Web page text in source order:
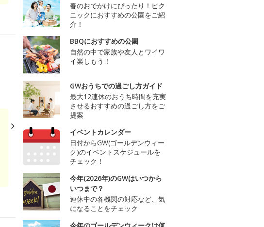
春のおでかけにぴったり！ピク
ニックにおすすめの公園をご紹
介！
BBQにおすすめの公園
自然の中で家族や友人とワイワ
イ楽しもう！
GWおうちでの過ごし方ガイド
最大12連休のおうち時間を充実
させるおすすめの過ごし方をご
提案
イベントカレンダー
日付からGW(ゴールデンウィー
ク)のイベントスケジュールを
チェック！
今年(2026年)のGWはいつから
いつまで？
連休中の各機関の対応など、気
になることをチェック